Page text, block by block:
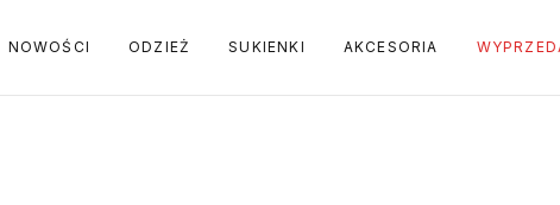
NOWOŚCI ODZIEŻ SUKIENKI AKCESORIA